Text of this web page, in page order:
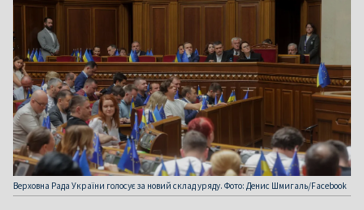
Верховна Рада України голосує за новий склад уряду. Фото: Денис Шмигаль/Facebook